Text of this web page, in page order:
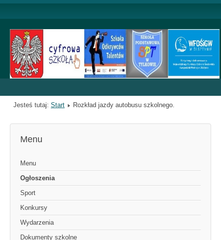
Jesteś tutaj: Start Rozkład jazdy autobusu szkolnego.
Menu
Menu
Ogłoszenia
Sport
Konkursy
Wydarzenia
Dokumenty szkolne